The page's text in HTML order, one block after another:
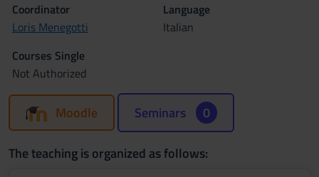
Coordinator
Loris Menegotti
Language
Italian
Courses Single
Not Authorized
Moodle Seminars 0
The teaching is organized as follows: